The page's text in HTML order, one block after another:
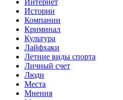
Истории
Компании
Криминал
Культура
Лайфхаки
Летние виды спорта
Личный счет
Люди
Места
Мнения